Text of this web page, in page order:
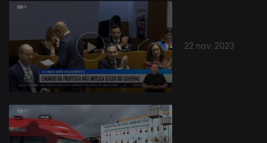
22 nov. 2023
730029